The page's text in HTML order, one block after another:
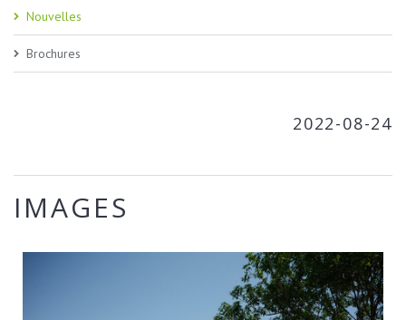
Nouvelles
Brochures
2022-08-24
IMAGES